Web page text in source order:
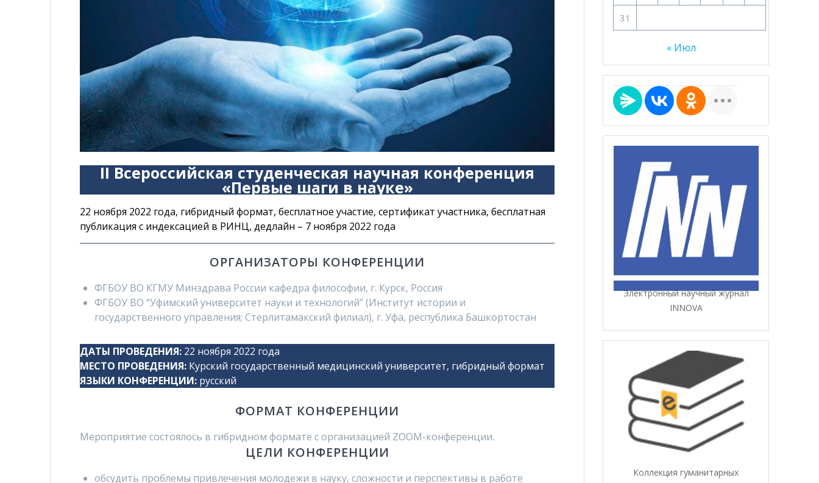
II Всероссийская студенческая научная конференция
«Первые шаги в науке»
22 ноября 2022 года, гибридный формат, бесплатное участие, сертификат участника, бесплатная
публикация с индексацией в РИНЦ, дедлайн – 7 ноября 2022 года
ОРГАНИЗАТОРЫ КОНФЕРЕНЦИИ
ФГБОУ ВО КГМУ Минздрава России кафедра философии, г. Курск, Россия
ФГБОУ ВО “Уфимский университет науки и технологий” (Институт истории и
государственного управления; Стерлитамакский филиал), г. Уфа, республика Башкортостан
ДАТЫ ПРОВЕДЕНИЯ: 22 ноября 2022 года
МЕСТО ПРОВЕДЕНИЯ: Курский государственный медицинский университет, гибридный формат
ЯЗЫКИ КОНФЕРЕНЦИИ: русский
ФОРМАТ КОНФЕРЕНЦИИ
Мероприятие состоялось в гибридном формате с организацией ZOOM-конференции.
ЦЕЛИ КОНФЕРЕНЦИИ
обсудить проблемы привлечения молодежи в науку, сложности и перспективы в работе
31
« Июл
Электронный научный журнал
INNOVA
Коллекция гуманитарных